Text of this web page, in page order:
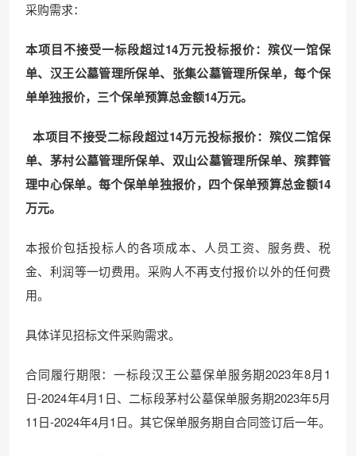
采购需求：
本项目不接受一标段超过14万元投标报价：殡仪一馆保
单、汉王公墓管理所保单、张集公墓管理所保单，每个保
单单独报价，三个保单预算总金额14万元。
本项目不接受二标段超过14万元投标报价：殡仪二馆保
单、茅村公墓管理所保单、双山公墓管理所保单、殡葬管
理中心保单。每个保单单独报价，四个保单预算总金额14
万元。
本报价包括投标人的各项成本、人员工资、服务费、税
金、利润等一切费用。采购人不再支付报价以外的任何费
用。
具体详见招标文件采购需求。
合同履行期限：一标段汉王公墓保单服务期2023年8月1
日-2024年4月1日、二标段茅村公墓保单服务期2023年5月
11日-2024年4月1日。其它保单服务期自合同签订后一年。